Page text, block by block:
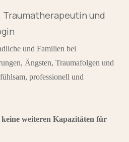
und
und Familien bei
Ängsten, Traumafolgen und
professionell und
weiteren Kapazitäten für